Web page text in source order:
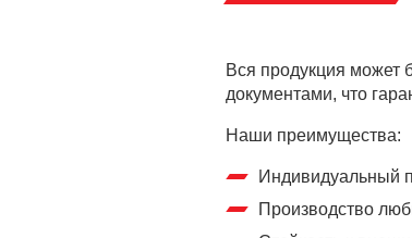
Вся продукция может
документами, что
Наши преимущества:
Индивидуальный
Производство